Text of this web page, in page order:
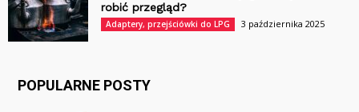
robić przegląd?
Adaptery, przejściówki do LPG 3 października 2025
POPULARNE POSTY